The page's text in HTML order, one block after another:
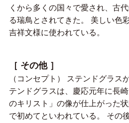
くから多くの国々で愛され、古
る瑞鳥とされてきた。 美しい色
吉祥文様に使われている。
［ その他 ］
（コンセプト） ステンドグラス
テンドグラスは、慶応元年に長
のキリスト」の像が仕上がった
で初めてといわれている。 その